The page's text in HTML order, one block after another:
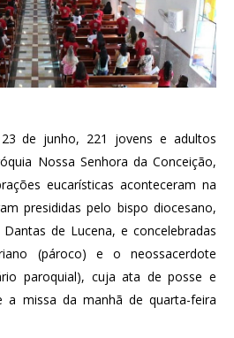
de junho, 221 jovens e adultos
Nossa Senhora da Conceição,
eucarísticas aconteceram na
presididas pelo bispo diocesano,
de Lucena, e concelebradas
(pároco) e o neossacerdote
paroquial), cuja ata de posse e
a missa da manhã de quarta-feira